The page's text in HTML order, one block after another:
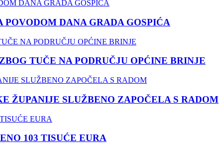
DANA GRADA GOSPIĆA
TUČE NA PODRUČJU OPĆINE BRINJE
ŽUPANIJE SLUŽBENO ZAPOČELA S RADOM
103 TISUĆE EURA